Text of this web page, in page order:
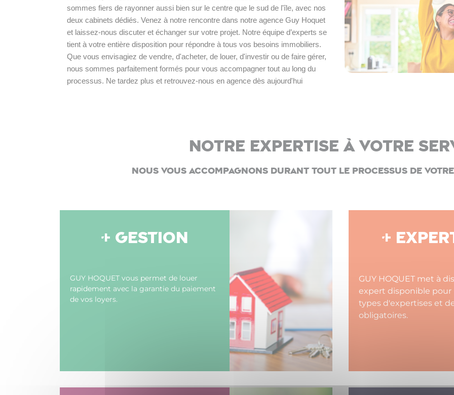
sommes fiers de rayonner aussi bien sur le centre que le sud de l'île, avec nos
deux cabinets dédiés. Venez à notre rencontre dans notre agence Guy Hoquet
et laissez-nous discuter et échanger sur votre projet. Notre équipe d’experts se
tient à votre entière disposition pour répondre à tous vos besoins immobiliers.
Que vous envisagiez de vendre, d'acheter, de louer, d'investir ou de faire gérer,
nous sommes parfaitement formés pour vous accompagner tout au long du
processus. Ne tardez plus et retrouvez-nous en agence dès aujourd'hui
Notre expertise à votre
Nous vous accompagnons durant tout le processus de
+ GESTION
GUY HOQUET vous permet de louer
rapidement avec la garantie du paiement
de vos loyers.
+
GUY HOQUET met à
expert disponible pour
types d'expertises et
obligatoires.